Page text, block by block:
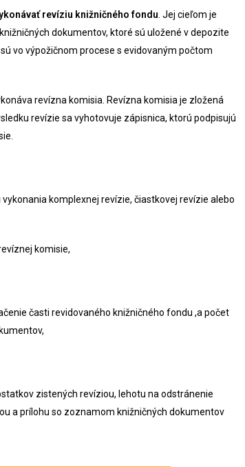
revíziu knižničného fondu . Jej cieľom je
dokumentov, ktoré sú uložené v depozite
vo výpožičnom procese s evidovaným počtom
revízna komisia. Revízna komisia je zložená
revízie sa vyhotovuje zápisnica, ktorú podpisujú
komplexnej revízie, čiastkovej revízie alebo
komisie,
časti revidovaného knižničného fondu ,a počet
zistených revíziou, lehotu na odstránenie
a prílohu so zoznamom knižničných dokumentov